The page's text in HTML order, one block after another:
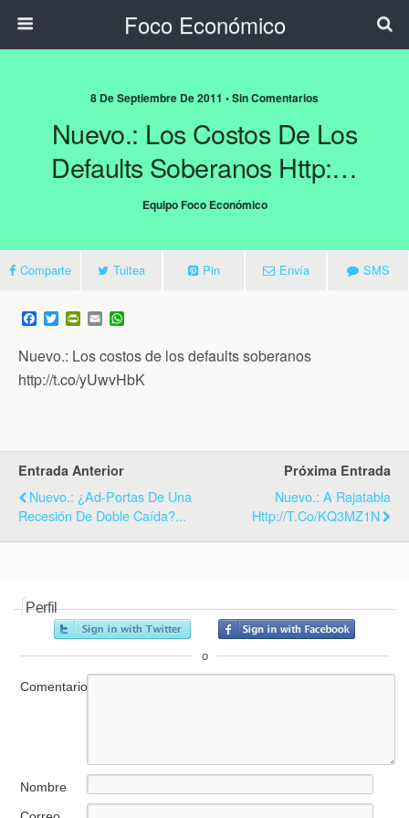
Foco Económico
8 De Septiembre De 2011 • Sin Comentarios
Nuevo.: Los Costos De Los
Defaults Soberanos Http:…
Equipo Foco Económico
Comparte Tuitea Pin Envía SMS
F
a
e
b
o
T
w
t
t
e
P
n
t
F
n
d
l
y
E
m
i
l
a
t
s
A
Nuevo.: Los costos de los defaults soberanos
http://t.co/yUwvHbK
Entrada Anterior
Nuevo.: ¿Ad-Portas De Una
Recesión De Doble Caída?...
Próxima Entrada
Nuevo.: A Rajatabla
Http://t.co/kQ3MZ1N
Perfil
o
Comentario
Nombre